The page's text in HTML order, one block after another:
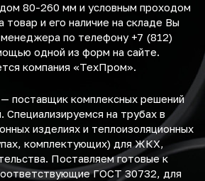
80-260 мм и условным проходом
и его наличие на складе Вы
по телефону +7 (812)
одной из форм на сайте.
компания «ТехПром».
поставщик комплексных решений
Специализируемся на трубах в
изделиях и теплоизоляционных
комплектующих) для ЖКХ,
Поставляем готовые к
ГОСТ 30732, для